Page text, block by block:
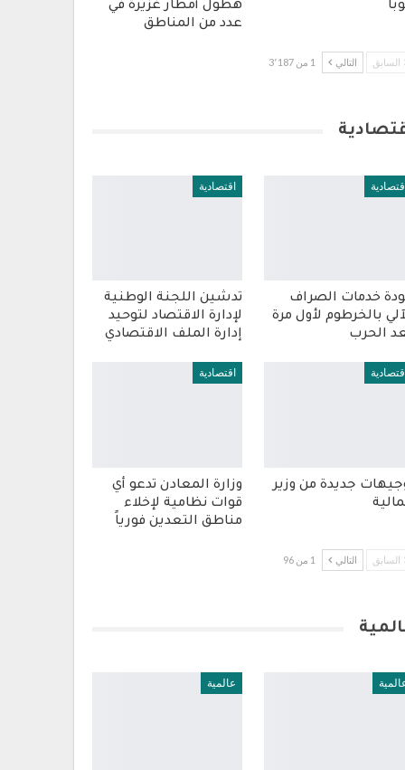
هطول أمطار غزيرة في
عدد من المناطق
السابق التالي 1 من 3٬187
اقتصادية
خدمات الصراف
بالخرطوم لأول مرة
الحرب
اقتصادية
تدشين اللجنة الوطنية
لإدارة الاقتصاد لتوحيد
إدارة الملف الاقتصادي
اقتصادية
جديدة من وزير
اقتصادية
وزارة المعادن تدعو أي
قوات نظامية لإخلاء
مناطق التعدين فورياً
السابق التالي 1 من 96
عالمية